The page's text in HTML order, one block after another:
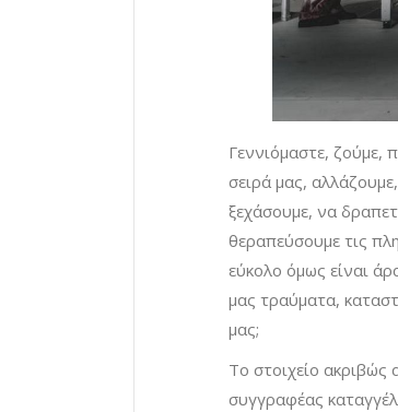
Γεννιόμαστε, ζούμε,
σειρά μας,
ξεχάσουμε, να
θεραπεύσουμε τις
εύκολο όμως είναι
μας τραύματα,
μας;
Το στοιχείο ακριβώς
συγγραφέας